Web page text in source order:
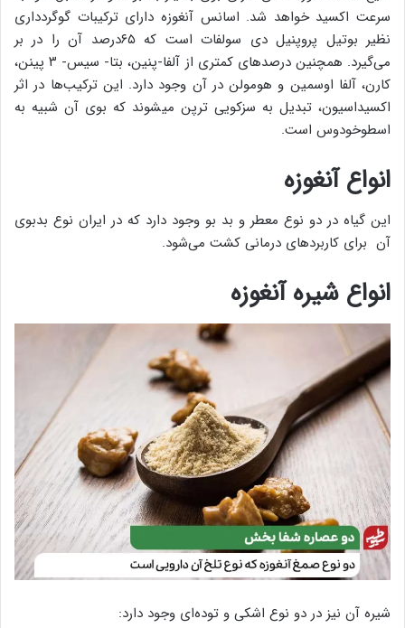
سرعت اکسید خواهد شد. اسانس آنغوزه دارای ترکیبات گوگردداری
نظیر بوتیل پروپنیل دی سولفات است که ۶۵درصد آن را در بر
می‌گیرد. همچنین درصدهای کمتری از آلفا-پنین، بتا- سیس- ۳ پینن،
کارن، آلفا اوسمین و هومولن در آن وجود دارد. این ترکیب‌ها در اثر
اکسیداسیون، تبدیل به سزکویی ترپن می‎شوند که بوی آن شبیه به
اسطوخودوس است.
انواع آنغوزه
این گیاه در دو نوع معطر و بد بو وجود دارد که در ایران نوع بدبوی
آن برای کاربردهای درمانی کشت می‌شود.
انواع شیره آنغوزه
شیره آن نیز در دو نوع اشکی و توده‌ای وجود دارد: